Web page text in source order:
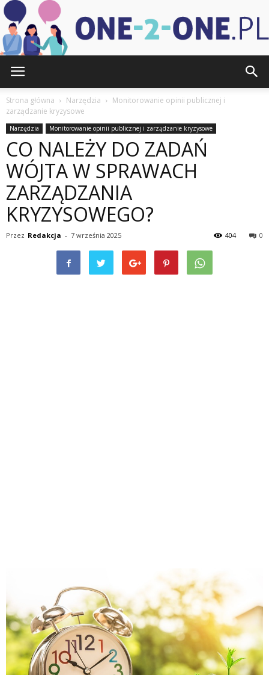
2-
Strona główna Narzędzia
Monitorowanie opinii publicznej i
zarządzanie kryzysowe
Narzędzia Monitorowanie opinii publicznej i zarządzanie kryzysowe
CO NALEŻY DO ZADAŃ
WÓJTA W SPRAWACH
ZARZĄDZANIA
KRYZYSOWEGO?
Przez Redakcja - 7 września 2025 0
404